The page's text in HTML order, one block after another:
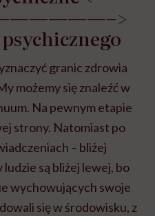
granic zdrowia
możemy się znaleźć w
Na pewnym etapie
strony. Natomiast po
– bliżej
są bliżej lewej, bo
wychowujących swoje
się w środowisku, z